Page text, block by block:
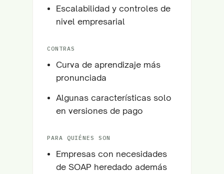
Escalabilidad y controles de
nivel empresarial
CONTRAS
Curva de aprendizaje más
pronunciada
Algunas características solo
en versiones de pago
PARA QUIÉNES SON
Empresas con necesidades
de SOAP heredado además